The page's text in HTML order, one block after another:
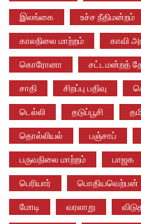
இலங்கை உச்ச நீதிமன்றம்
காலநிலை மாற்றம் காவி
கொரோனா சட்டமன்றத்
சாதி சிறப்பு பதிவு
டெல்லி தடுப்பூசி
தொல்லியல் பஞ்சாப்
பருவநிலை மாற்றம் பாஜக
பெரியார் பொதியவெற்பன்
மோடி வரலாறு